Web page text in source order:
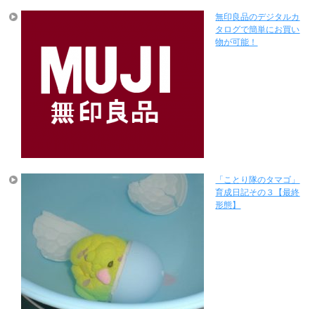
無印良品のデジタルカ
タログで簡単にお買い
物が可能！
「ことり隊のタマゴ」
育成日記その３【最終
形態】